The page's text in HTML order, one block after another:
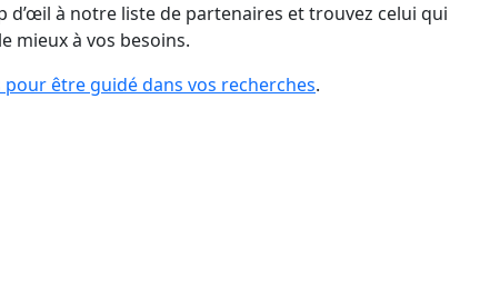
d’œil à notre liste de partenaires et trouvez celui qui
mieux à vos besoins.
pour être guidé dans vos recherches.